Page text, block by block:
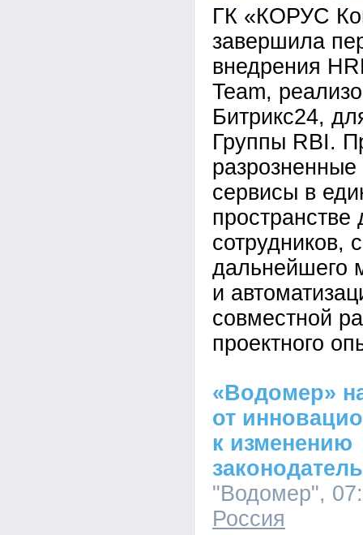
ГК «КОРУС
завершила
внедрения
Team,
Битрикс24,
Группы RBI.
сервисы в
пространстве
сотрудников,
дальнейшего
и
совместной
проектного
«Водомер»
от
к изменению
"Водомер",
Россия